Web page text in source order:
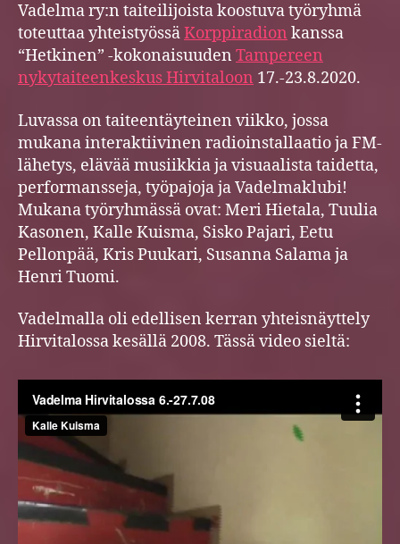
Vadelma ry:n taiteilijoista koostuva työryhmä
toteuttaa yhteistyössäKorppiradion kanssa
“Hetkinen” -kokonaisuuden Tampereen
nykytaiteenkeskus Hirvitaloon 17.-23.8.2020.
Luvassa on taiteentäyteinen viikko, jossa
mukana interaktiivinen radioinstallaatio ja FM-
lähetys, elävää musiikkia ja visuaalista taidetta,
performansseja, työpajoja ja Vadelmaklubi!
Mukana työryhmässä ovat: Meri Hietala, Tuulia
Kasonen, Kalle Kuisma, Sisko Pajari, Eetu
Pellonpää, Kris Puukari, Susanna Salama ja
Henri Tuomi.
Vadelmalla oli edellisen kerran yhteisnäyttely
Hirvitalossa kesällä 2008. Tässä video sieltä: